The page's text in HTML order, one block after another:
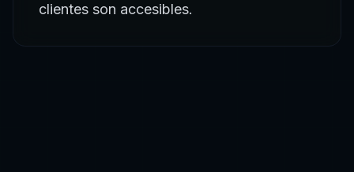
clientes son accesibles.